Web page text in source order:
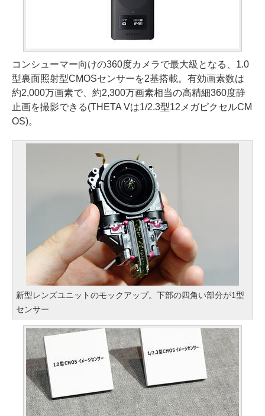
コンシューマー向けの360度カメラで最大級となる、1.0
型裏面照射型CMOSセンサーを2基搭載。有効画素数は
約2,000万画素で、約2,300万画素相当の高精細360度静
止画を撮影できる(THETA Vは1/2.3型12メガピクセルCM
OS)。
新型レンズユニットのモックアップ。下部の四角い部分が1型
センサー